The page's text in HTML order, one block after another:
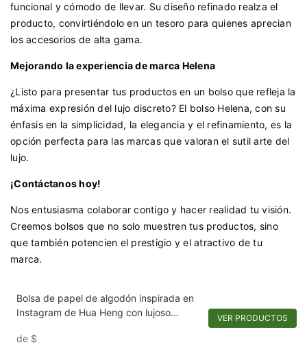
funcional y cómodo de llevar. Su diseño refinado realza el
producto, convirtiéndolo en un tesoro para quienes aprecian
los accesorios de alta gama.
Mejorando la experiencia de marca Helena
¿Listo para presentar tus productos en un bolso que refleja la
máxima expresión del lujo discreto? El bolso Helena, con su
énfasis en la simplicidad, la elegancia y el refinamiento, es la
opción perfecta para las marcas que valoran el sutil arte del
lujo.
¡Contáctanos hoy!
Nos entusiasma colaborar contigo y hacer realidad tu visión.
Creemos bolsos que no solo muestren tus productos, sino
que también potencien el prestigio y el atractivo de tu
marca.
Bolsa de papel de algodón inspirada en
Instagram de Hua Heng con lujoso
de $
VER PRODUCTOS